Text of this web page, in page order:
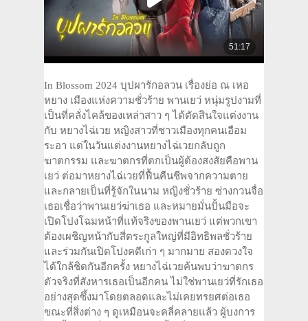
In Blossom 2024 บุปผารักอลวน เรื่องย่อ ณ เหอ
หยาง เมืองแห่งความชั่วร้าย พานเยว่ หนุ่มรูปงามที่
เป็นที่คลั่งไคล้ของเหล่าสาว ๆ ได้ตัดสินใจแต่งงาน
กับ หยางไฉ่เวย หญิงสาวที่ชาวเมืองทุกคนเอือม
ระอา แต่ในวันแต่งงานหยางไฉ่เวยกลับถูก
ฆาตกรรม และฆาตกรที่ตกเป็นผู้ต้องสงสัยคือพาน
เยว่ ต่อมาหยางไฉ่เวยที่ฟื้นคืนชีพจากความตาย
และกลายเป็นที่รู้จักในนาม หญิงชั่วร้าย ซ่างกวนจื่อ
เธอเชื่อว่าพานเยว่ฆ่าเธอ และหมายมั่นปั้นมือจะ
เปิดโปงโฉมหน้าที่แท้จริงของพานเยว่ แต่พวกเขา
ต้องเผชิญหน้ากับสี่ตระกูลใหญ่ที่มีอิทธิพลชั่วร้าย
และร่วมกันเปิดโปงคดีเก่า ๆ มากมาย สองดวงใจ
ได้ใกล้ชิดกันอีกครั้ง หยางไฉ่เวยค้นพบว่าฆาตกร
ตัวจริงที่สังหารเธอเป็นอีกคน ไม่ใช่พานเยว่ที่รักเธอ
อย่างสุดซึ้งมาโดยตลอดและไม่เคยทรยศต่อเธอ
ขณะที่สิ่งต่าง ๆ ดูเหมือนจะคลี่คลายแล้ว ผู้บงการ